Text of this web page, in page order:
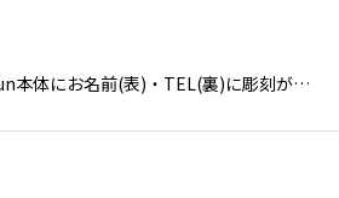
本体にお名前(表)・TEL(裏)に彫刻が…